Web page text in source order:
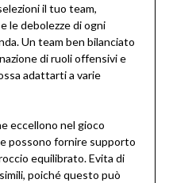
il tuo team,
le debolezze di ogni
Un team ben bilanciato
di ruoli offensivi e
adattarti a varie
eccellono nel gioco
possono fornire supporto
equilibrato. Evita di
poiché questo può